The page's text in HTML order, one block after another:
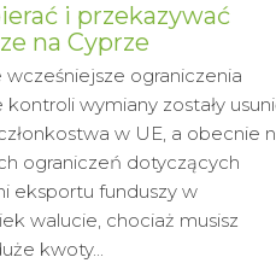
i przekazywać
na Cyprze
wcześniejsze ograniczenia
wymiany zostały
w UE, a obecnie
ograniczeń dotyczących
eksportu funduszy w
walucie, chociaż musisz
kwoty...